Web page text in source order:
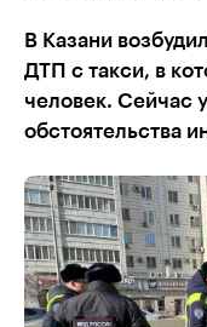
В Казани
ДТП с такси, в
человек. Сейчас
обстоятельства